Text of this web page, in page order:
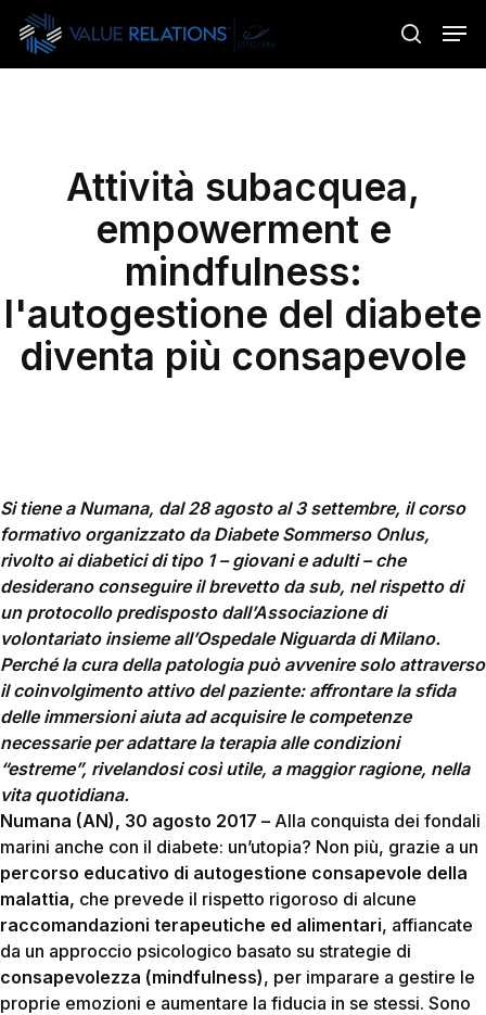
Skip
main
search
Attività subacquea,
empowerment e
mindfulness:
l'autogestione del diabete
diventa più consapevole
Si tiene a Numana, dal 28 agosto al 3 settembre, il corso
formativo organizzato da Diabete Sommerso Onlus,
rivolto ai diabetici di tipo 1 – giovani e adulti – che
desiderano conseguire il brevetto da sub, nel rispetto di
un protocollo predisposto dall’Associazione di
volontariato insieme all’Ospedale Niguarda di Milano.
Perché la cura della patologia può avvenire solo attraverso
il coinvolgimento attivo del paziente: affrontare la sfida
delle immersioni aiuta ad acquisire le competenze
necessarie per adattare la terapia alle condizioni
“estreme”, rivelandosi così utile, a maggior ragione, nella
vita quotidiana.
Numana (AN), 30 agosto 2017 – Alla conquista dei fondali
marini anche con il diabete: un’utopia? Non più, grazie a un
percorso educativo di autogestione consapevole della
malattia, che prevede il rispetto rigoroso di alcune
raccomandazioni terapeutiche ed alimentari, affiancate
da un approccio psicologico basato su strategie di
consapevolezza (mindfulness), per imparare a gestire le
proprie emozioni e aumentare la fiducia in se stessi. Sono